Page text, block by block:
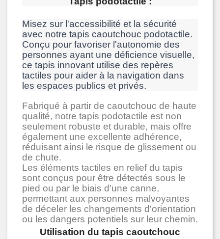
Misez sur l'accessibilité et la sécurité
avec notre tapis caoutchouc podotactile.
Conçu pour favoriser l'autonomie des
personnes ayant une déficience visuelle,
ce tapis innovant utilise des repères
tactiles pour aider à la navigation dans
les espaces publics et privés.
Fabriqué à partir de caoutchouc de haute
qualité, notre tapis podotactile est non
seulement robuste et durable, mais offre
également une excellente adhérence,
réduisant ainsi le risque de glissement ou
de chute.
Les éléments tactiles en relief du tapis
sont conçus pour être détectés sous le
pied ou par le biais d'une canne,
permettant aux personnes malvoyantes
de déceler les changements d'orientation
ou les dangers potentiels sur leur chemin.
Utilisation du tapis caoutchouc